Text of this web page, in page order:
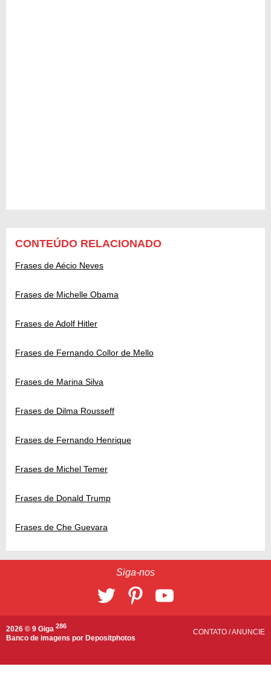
CONTEÚDO RELACIONADO
Frases de Aécio Neves
Frases de Michelle Obama
Frases de Adolf Hitler
Frases de Fernando Collor de Mello
Frases de Marina Silva
Frases de Dilma Rousseff
Frases de Fernando Henrique
Frases de Michel Temer
Frases de Donald Trump
Frases de Che Guevara
Siga-nos
2026 © 9 Giga 286
Banco de imagens por Depositphotos
CONTATO /ANUNCIE